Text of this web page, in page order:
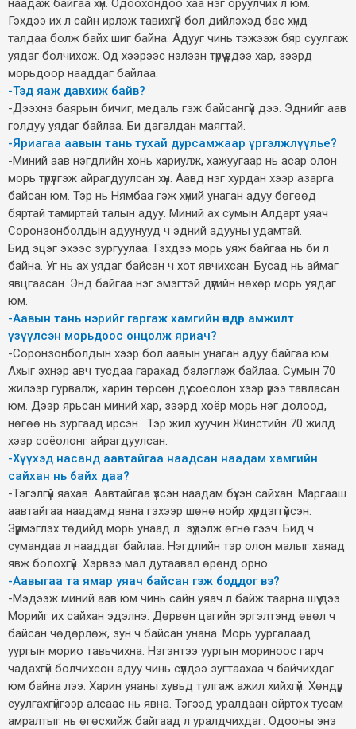
наадаж байгаа хүн. Одоохондоо хаа нэг оруулчих л юм.
Гэхдээ их л сайн ирлэж тавихгүй бол дийлэхэд бас хүнд
талдаа болж байх шиг байна. Адууг чинь тэжээж бяр суулгаж
уядаг болчихож. Од хээрээс нэлээн түрүү үедээ хар, зээрд
морьдоор нааддаг байлаа.
-Тэд яаж давхиж байв?
-Дээхнэ баярын бичиг, медаль гэж байсангүй дээ. Эднийг аав
голдуу уядаг байлаа. Би дагалдан маягтай.
-Яриагаа аавын тань тухай дурсамжаар үргэлжлүүлье?
-Миний аав нэгдлийн хонь хариулж, хажуугаар нь асар олон
морь түрүүлгэж айрагдуулсан хүн. Аавд нэг хурдан хээр азарга
байсан юм. Тэр нь Нямбаа гэж хүний унаган адуу бөгөөд
бяртай тамиртай талын адуу. Миний ах сумын Алдарт уяач
Соронзонболдын адуунууд ч эдний адууны удамтай.
Бид эцэг эхээс зургуулаа. Гэхдээ морь уяж байгаа нь би л
байна. Уг нь ах уядаг байсан ч хот явчихсан. Бусад нь аймаг
явцгаасан. Энд байгаа нэг эмэгтэй дүүгийн нөхөр морь уядаг
юм.
-Аавын тань нэрийг гаргаж хамгийн өндөр амжилт
үзүүлсэн морьдоос онцолж яриач?
-Соронзонболдын хээр бол аавын унаган адуу байгаа юм.
Ахыг эхнэр авч тусдаа гарахад бэлэглэж байлаа. Сумын 70
жилээр гурвалж, харин төрсөн дүү соёолон хээр үрээ тавласан
юм. Дээр ярьсан миний хар, зээрд хоёр морь нэг долоод,
нөгөө нь зургаад ирсэн. Тэр жил хуучин Жинстийн 70 жилд
хээр соёолонг айрагдуулсан.
-Хүүхэд насанд аавтайгаа наадсан наадам хамгийн
сайхан нь байх даа?
-Тэгэлгүй яахав. Аавтайгаа үзсэн наадам бүхэн сайхан. Маргааш
аавтайгаа наадамд явна гэхээр шөнө нойр хүрдэггүйсэн.
Зүүрмэглэх төдийд морь унаад л зүүдэлж өгнө гээч. Бид ч
сумандаа л нааддаг байлаа. Нэгдлийн тэр олон малыг хаяад
явж болохгүй. Хэрвээ мал дутаавал өрөнд орно.
-Аавыгаа та ямар уяач байсан гэж боддог вэ?
-Мэдээж миний аав юм чинь сайн уяач л байж таарна шүү дээ.
Морийг их сайхан эдэлнэ. Дөрвөн цагийн эргэлтэнд өвөл ч
байсан чөдөрлөж, зун ч байсан унана. Морь уургалаад
уургын морио тавьчихна. Нэгэнтээ уургын мориноос гарч
чадахгүй болчихсон адуу чинь сүүлдээ зугтаахаа ч байчихдаг
юм байна лээ. Харин уяаны хувьд тулгаж ажил хийхгүй. Хөндүүр
суулгахгүйгээр алсаас нь явна. Тэгээд уралдаан ойртох тусам
амралтыг нь өгөсхийж байгаад л уралдчихдаг. Одооны энэ